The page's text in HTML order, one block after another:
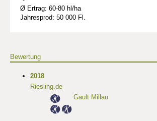
Ø Ertrag: 60-80 hl/ha
Jahresprod: 50 000 Fl.
Bewertung
2018
Riesling.de
Gault Millau